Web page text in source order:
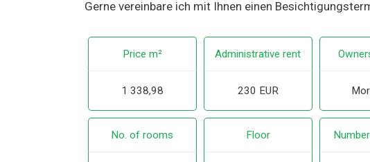
Gerne vereinbare ich mit Ihnen einen
Price m²
1 338,98
Administrative rent
230 EUR
No. of rooms Floor